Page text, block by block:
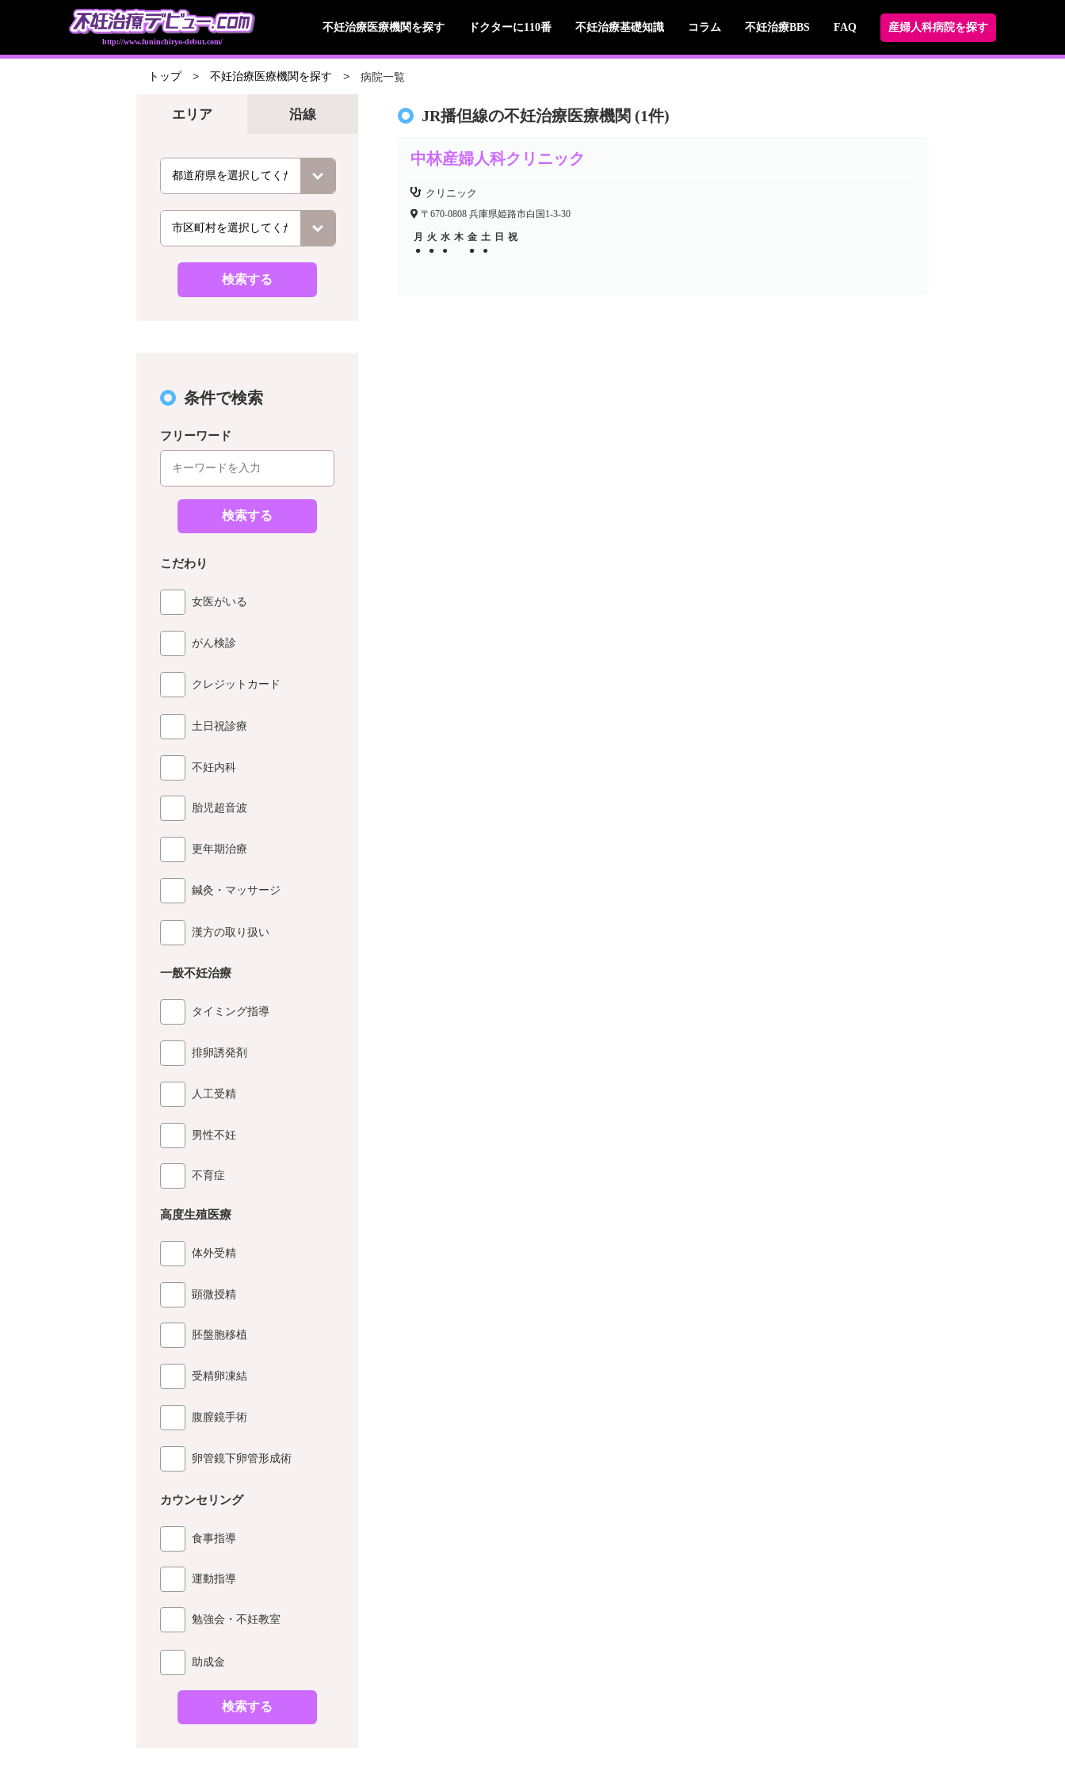
http://www.funinchiryo-debut.com/
不妊治療医療機関を探す ドクターに110番 不妊治療基礎知識 コラム 不妊治療BBS FAQ 産婦人科病院を探す
トップ 不妊治療医療機関を探す 病院一覧
エリア
検索する
沿線
条件で検索
フリーワード
検索する
こだわり
女医がいる
がん検診
クレジットカード
土日祝診療
不妊内科
胎児超音波
更年期治療
鍼灸・マッサージ
漢方の取り扱い
一般不妊治療
タイミング指導
排卵誘発剤
人工受精
男性不妊
不育症
高度生殖医療
体外受精
顕微授精
胚盤胞移植
受精卵凍結
腹膣鏡手術
卵管鏡下卵管形成術
カウンセリング
食事指導
運動指導
勉強会・不妊教室
助成金
検索する
JR播但線の不妊治療医療機関 (1件)
中林産婦人科クリニック
クリニック
〒670-0808 兵庫県姫路市白国1-3-30
月 火 水 木 金 土 日 祝
●
● ● ● ●
● ● ●